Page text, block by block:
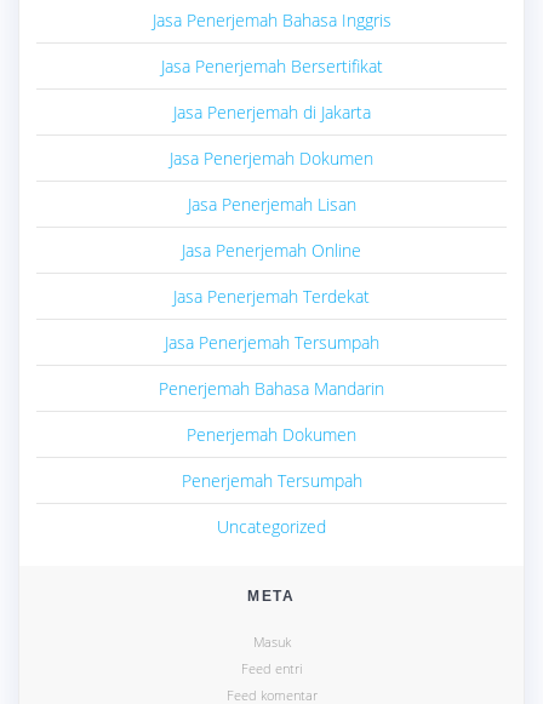
Jasa Penerjemah Bahasa Inggris
Jasa Penerjemah Bersertifikat
Jasa Penerjemah di Jakarta
Jasa Penerjemah Dokumen
Jasa Penerjemah Lisan
Jasa Penerjemah Online
Jasa Penerjemah Terdekat
Jasa Penerjemah Tersumpah
Penerjemah Bahasa Mandarin
Penerjemah Dokumen
Penerjemah Tersumpah
Uncategorized
META
Masuk
Feed entri
Feed komentar